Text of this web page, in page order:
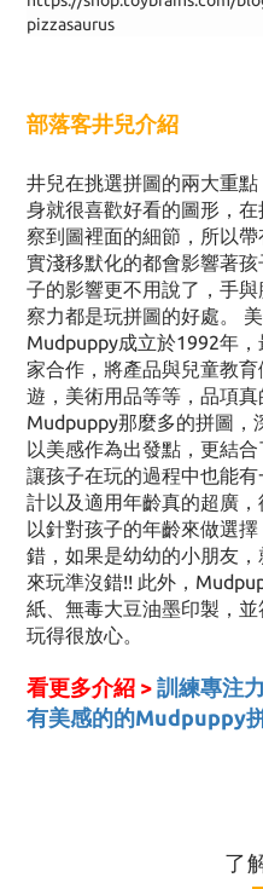
pizzasaurus
部落客井兒介紹
井兒在挑選拼圖的兩大重
身就很喜歡好看的圖形，
察到圖裡面的細節，所以
實淺移默化的都會影響著
子的影響更不用說了，手
察力都是玩拼圖的好處。
Mudpuppy成立於1992年
家合作，將產品與兒童教
遊，美術用品等等，品項
Mudpuppy那麼多的拼圖，
以美感作為出發點，更結
讓孩子在玩的過程中也能
計以及適用年齡真的超廣
以針對孩子的年齡來做選
錯，如果是幼幼的小朋友
來玩準沒錯!! 此外，
紙、無毒大豆油墨印製，
玩得很放心。
看更多介紹 > 訓練專注
有美感的的Mudpuppy
了